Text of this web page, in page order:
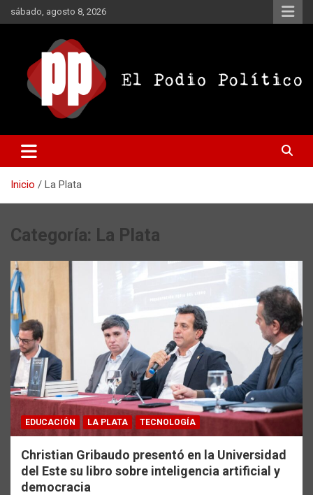
Saltar
al
sábado, agosto 8, 2026
El Podio Político – © Argentina
Inicio La Plata
Categoría: La Plata
EDUCACIÓN LA PLATA TECNOLOGÍA
Christian Gribaudo presentó en la Universidad
del Este su libro sobre inteligencia artificial y
democracia